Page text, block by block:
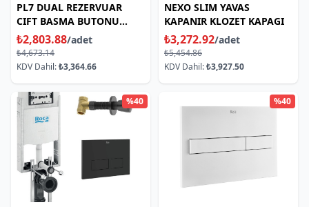
PL7 DUAL REZERVUAR
CIFT BASMA BUTONU
MATT BEYAZ
₺2,803.88/adet
₺4,673.14
KDV Dahil:₺3,364.66
NEXO SLIM YAVAS
KAPANIR KLOZET KAPAGI
₺3,272.92/adet
₺5,454.86
KDV Dahil:₺3,927.50
%40 %40